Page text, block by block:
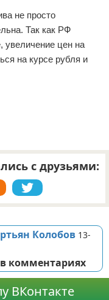
не просто
Так как РФ
увеличение цен на
на курсе рубля и
с друзьями:
Колобов 13-
комментариях
ВКонтакте